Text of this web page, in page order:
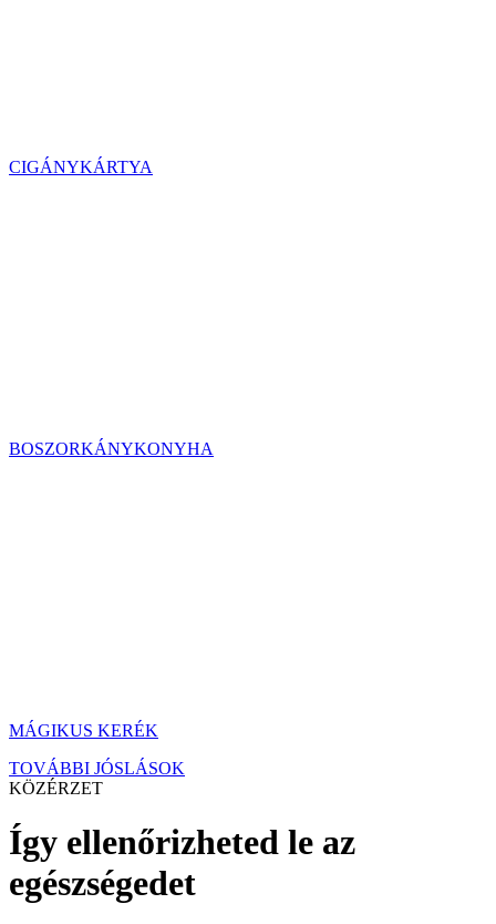
CIGÁNYKÁRTYA
BOSZORKÁNYKONYHA
MÁGIKUS KERÉK
TOVÁBBI JÓSLÁSOK
KÖZÉRZET
Így ellenőrizheted le az
egészségedet